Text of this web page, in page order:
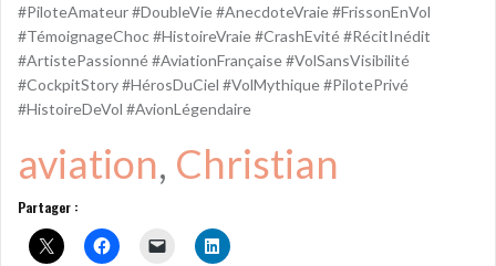
#PiloteAmateur #DoubleVie #AnecdoteVraie #FrissonEnVol
#TémoignageChoc #HistoireVraie #CrashEvité #RécitInédit
#ArtistePassionné #AviationFrançaise #VolSansVisibilité
#CockpitStory #HérosDuCiel #VolMythique #PilotePrivé
#HistoireDeVol #AvionLégendaire
aviation, Christian
Partager :